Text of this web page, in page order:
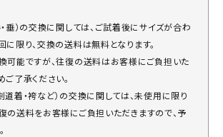
・垂）の交換に関しては、ご試着後にサイズが合わ
に限り、交換の送料は無料となります。
可能ですが、往復の送料はお客様にご負担いた
ご了承ください。
道着・袴など）の交換に関しては、未使用に限り
の送料をお客様にご負担いただきますので、予